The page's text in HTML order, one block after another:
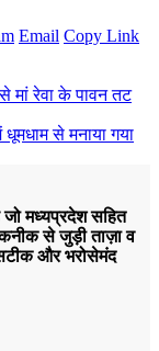
Email Copy Link
मां रेवा के पावन तट
धूमधाम से मनाया गया
जो मध्यप्रदेश सहित
से जुड़ी ताज़ा व
सटीक और भरोसेमंद